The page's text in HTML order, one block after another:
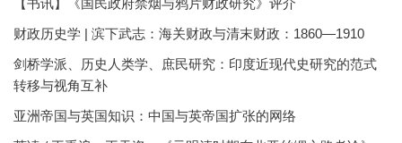
【书讯】《国民政府禁烟与鸦片财政研究》评介
财政历史学 | 滨下武志：海关财政与清末财政：1860—1910
剑桥学派、历史人类学、庶民研究：印度近现代史研究的范式
转移与视角互补
亚洲帝国与英国知识：中国与英帝国扩张的网络